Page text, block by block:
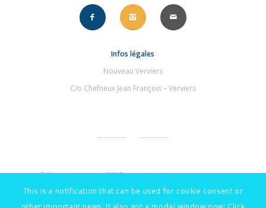
Infos légales
Nouveau Verviers
C/o Chefneux Jean François – Verviers
© NouveauVerviers 2019 – une signature.compourvous
This is a notification that can be used for cookie consent or